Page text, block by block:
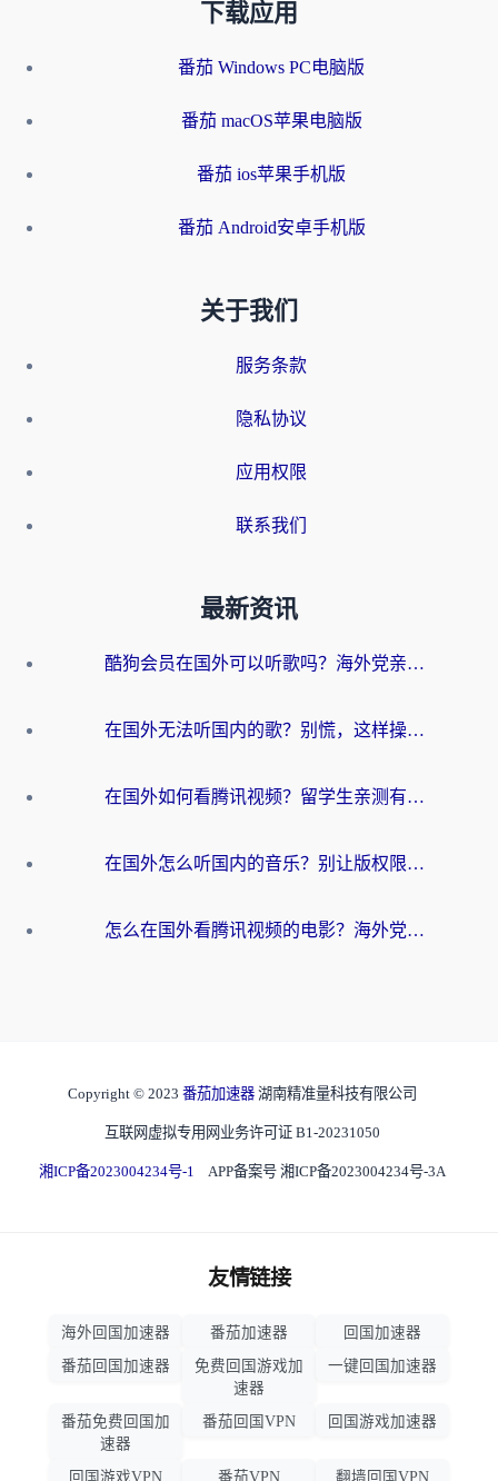
下载应用
番茄 Windows PC电脑版
番茄 macOS苹果电脑版
番茄 ios苹果手机版
番茄 Android安卓手机版
关于我们
服务条款
隐私协议
应用权限
联系我们
最新资讯
酷狗会员在国外可以听歌吗？海外党亲测有效：3步解决音乐权限难题
在国外无法听国内的歌？别慌，这样操作就能畅听QQ音乐（附亲测加速器推荐）
在国外如何看腾讯视频？留学生亲测有效的回国加速方案
在国外怎么听国内的音乐？别让版权限制断了你的华语歌单
怎么在国外看腾讯视频的电影？海外党亲测有效的回国加速指南
Copyright © 2023 番茄加速器 湖南精准量科技有限公司
互联网虚拟专用网业务许可证 B1-20231050
湘ICP备2023004234号-1 APP备案号 湘ICP备2023004234号-3A
友情链接
海外回国加速器 番茄加速器
回国加速器
番茄回国加速器
免费回国游戏加
速器
一键回国加速器
番茄免费回国加
速器
番茄回国VPN 回国游戏加速器
回国游戏VPN 番茄VPN 翻墙回国VPN